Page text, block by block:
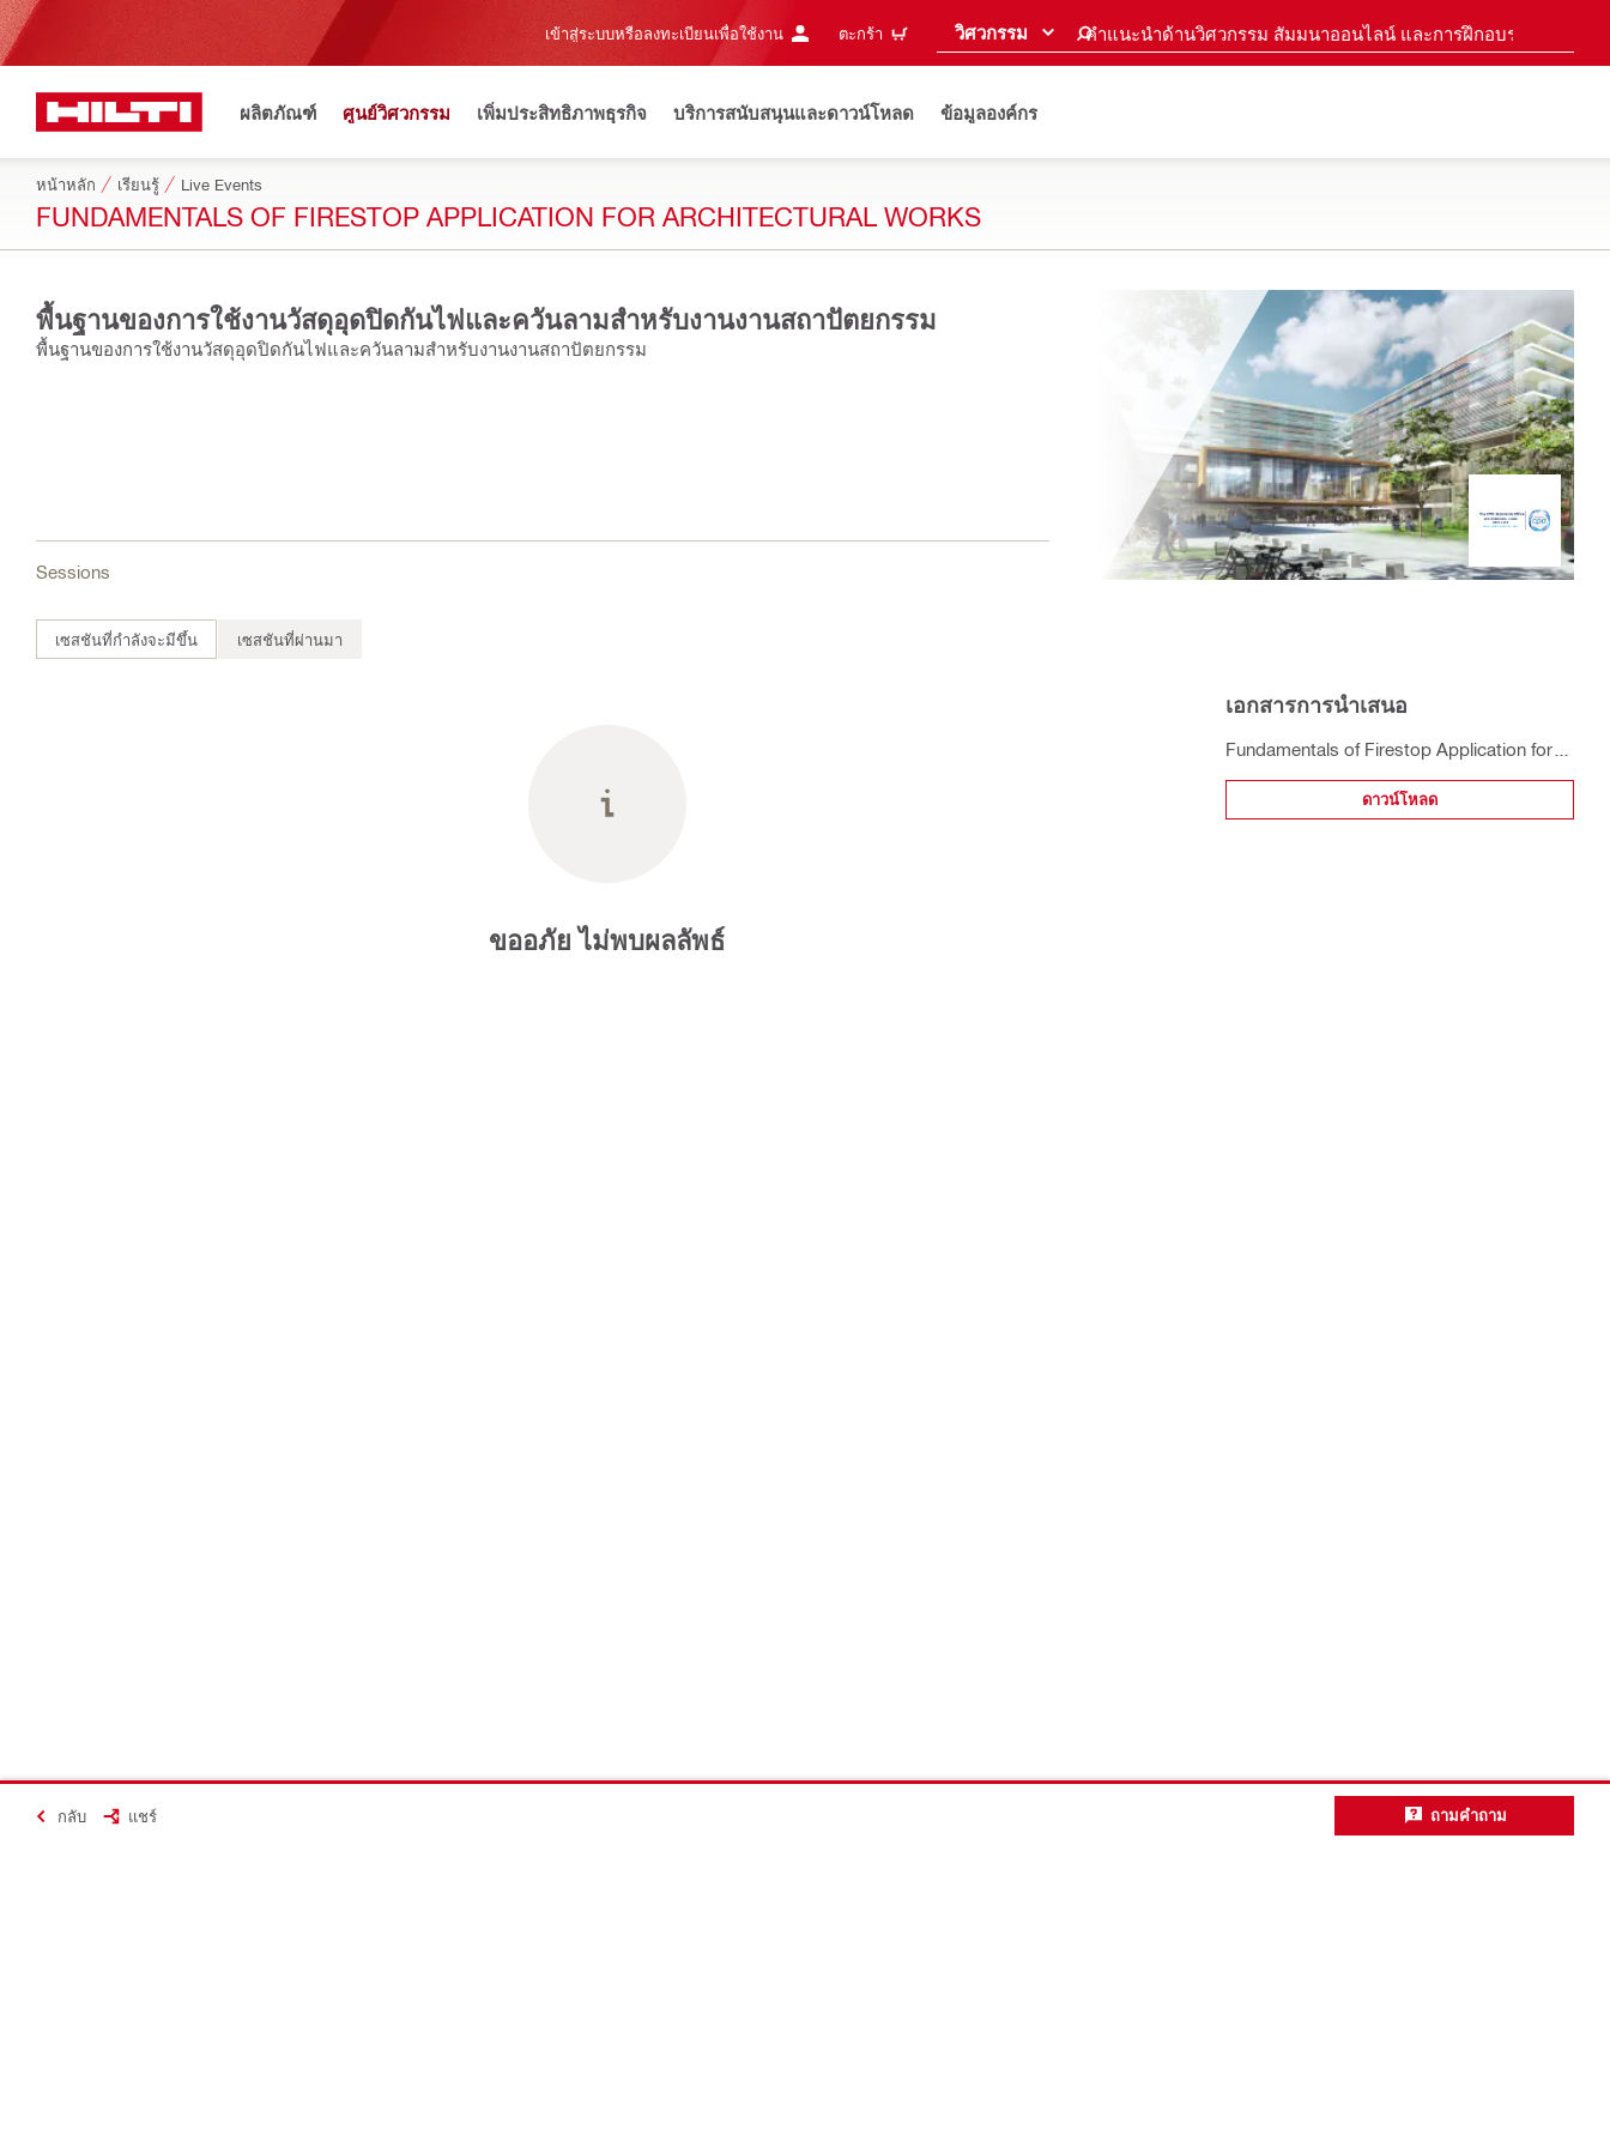
เข้าสู่ระบบหรือลงทะเบียนเพื่อใช้งาน ตะกร้า วิศวกรรม คำแนะนำด้านวิศวกรรม สัมมนาออนไลน์ และการฝึกอบรม
ผลิตภัณฑ์ ศูนย์วิศวกรรม เพิ่มประสิทธิภาพธุรกิจ บริการสนับสนุนและดาวน์โหลด ข้อมูลองค์กร
หน้าหลัก เรียนรู้ Live Events
FUNDAMENTALS OF FIRESTOP APPLICATION FOR ARCHITECTURAL WORKS
พื้นฐานของการใช้งานวัสดุอุดปิดกันไฟและควันลามสำหรับงานงานสถาปัตยกรรม
พื้นฐานของการใช้งานวัสดุอุดปิดกันไฟและควันลามสำหรับงานงานสถาปัตยกรรม
Sessions
เซสชันที่กำลังจะมีขึ้น เซสชันที่ผ่านมา
ขออภัย ไม่พบผลลัพธ์
เอกสารการนำเสนอ
Fundamentals of Firestop Application for
Architectural Works
ดาวน์โหลด
กลับ แชร์ ถามคำถาม